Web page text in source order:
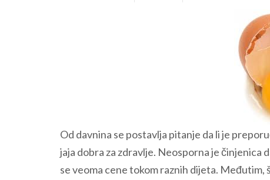
Od davnina se postavlja pitanje da li je
jaja dobra za zdravlje. Neosporna je činjenica
se veoma cene tokom raznih dijeta. Međutim,